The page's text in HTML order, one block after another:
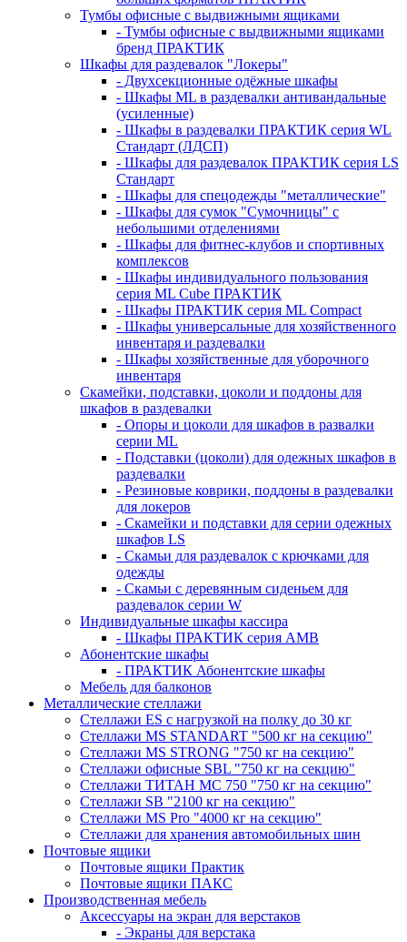
Тумбы офисные с выдвижными ящиками
- Тумбы офисные с выдвижными ящиками
бренд ПРАКТИК
Шкафы для раздевалок "Локеры"
- Двухсекционные одёжные шкафы
- Шкафы ML в раздевалки антивандальные
(усиленные)
- Шкафы в раздевалки ПРАКТИК серия WL
Стандарт (ЛДСП)
- Шкафы для раздевалок ПРАКТИК серия LS
Стандарт
- Шкафы для спецодежды "металлические"
- Шкафы для сумок "Сумочницы" с
небольшими отделениями
- Шкафы для фитнес-клубов и спортивных
комплексов
- Шкафы индивидуального пользования
серия ML Cube ПРАКТИК
- Шкафы ПРАКТИК серия ML Compact
- Шкафы универсальные для хозяйственного
инвентаря и раздевалки
- Шкафы хозяйственные для уборочного
инвентаря
Скамейки, подставки, цоколи и поддоны для
шкафов в раздевалки
- Опоры и цоколи для шкафов в развалки
серии ML
- Подставки (цоколи) для одежных шкафов в
раздевалки
- Резиновые коврики, поддоны в раздевалки
для локеров
- Скамейки и подставки для серии одежных
шкафов LS
- Скамьи для раздевалок с крючками для
одежды
- Скамьи с деревянным сиденьем для
раздевалок серии W
Индивидуальные шкафы кассира
- Шкафы ПРАКТИК серия AMB
Абонентские шкафы
- ПРАКТИК Абонентские шкафы
Мебель для балконов
Металлические стеллажи
Стеллажи ES с нагрузкой на полку до 30 кг
Стеллажи MS STANDART "500 кг на секцию"
Стеллажи MS STRONG "750 кг на секцию"
Стеллажи офисные SBL "750 кг на секцию"
Стеллажи ТИТАН МС 750 "750 кг на секцию"
Стеллажи SB "2100 кг на секцию"
Стеллажи MS Pro "4000 кг на секцию"
Стеллажи для хранения автомобильных шин
Почтовые ящики
Почтовые ящики Практик
Почтовые ящики ПАКС
Производственная мебель
Аксессуары на экран для верстаков
- Экраны для верстака